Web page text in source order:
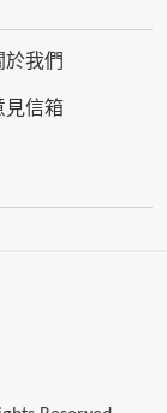
於我們
見信箱